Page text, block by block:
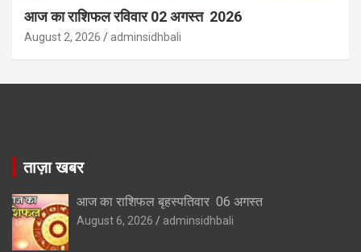
आज का राशिफल रविवार 02 अगस्त 2026
August 2, 2026 adminsidhbali
ताज़ा खबर
आज का राशिफल बृहस्पतिवार 06 अगस्त
August 6, 2026 adminsidhbali